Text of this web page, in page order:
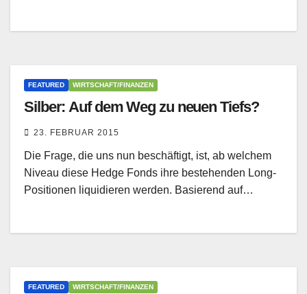
FEATURED WIRTSCHAFT/FINANZEN
Silber: Auf dem Weg zu neuen Tiefs?
23. FEBRUAR 2015
Die Frage, die uns nun beschäftigt, ist, ab welchem
Niveau diese Hedge Fonds ihre bestehenden Long-
Positionen liquidieren werden. Basierend auf…
FEATURED WIRTSCHAFT/FINANZEN